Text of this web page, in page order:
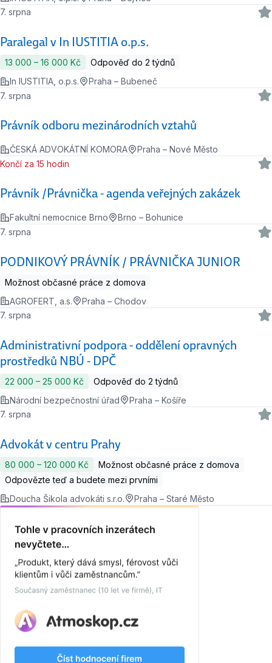
Paralegal v In IUSTITIA o.p.s.
7. srpna
13 000 ‍–‍ 16 000 Kč
Odpověď do 2 týdnů
In IUSTITIA, o.p.s.
Praha – Bubeneč
Právník odboru mezinárodních vztahů
7. srpna
ČESKÁ ADVOKÁTNÍ KOMORA Praha – Nové Město
Právník /Právnička - agenda veřejných zakázek
Končí za 15 hodin
Fakultní nemocnice Brno Brno – Bohunice
PODNIKOVÝ PRÁVNÍK / PRÁVNIČKA JUNIOR
7. srpna
Možnost občasné práce z domova
AGROFERT, a.s.
Praha – Chodov
Administrativní podpora - oddělení opravných
prostředků NBÚ - DPČ
7. srpna
22 000 ‍–‍ 25 000 Kč
Odpověď do 2 týdnů
Národní bezpečnostní úřad
Praha – Košíře
Advokát v centru Prahy
7. srpna
80 000 ‍–‍ 120 000 Kč
Možnost občasné práce z domova
Odpovězte teď a budete mezi prvními
Doucha Šikola advokáti s.r.o.
Praha – Staré Město